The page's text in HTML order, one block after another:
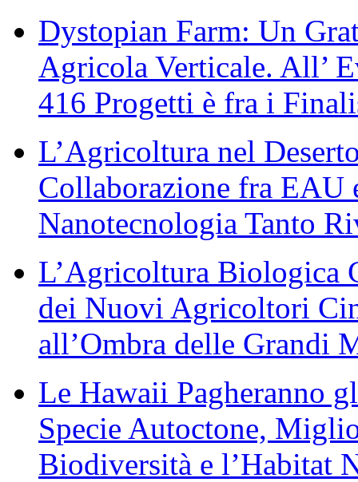
Dystopian Farm: Un
Agricola Verticale. All’
416 Progetti è fra i
L’Agricoltura nel
Collaborazione fra EAU
Nanotecnologia Tanto
L’Agricoltura Biologica
dei Nuovi Agricoltori
all’Ombra delle Grandi
Le Hawaii Pagheranno
Specie Autoctone,
Biodiversità e l’Habitat